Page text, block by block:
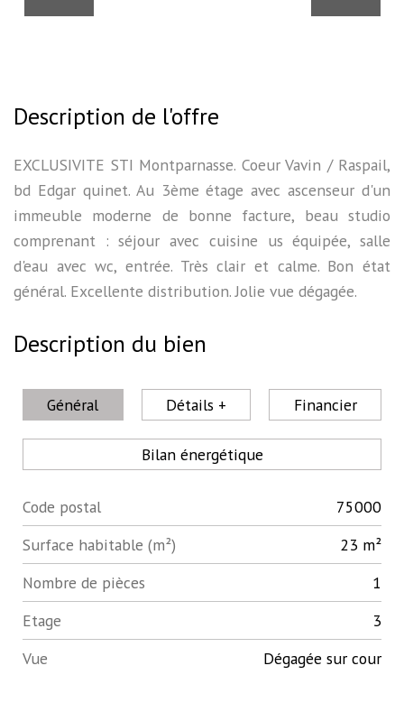
Description de l'offre
EXCLUSIVITE STI Montparnasse. Coeur Vavin / Raspail,
bd Edgar quinet. Au 3ème étage avec ascenseur d'un
immeuble moderne de bonne facture, beau studio
comprenant : séjour avec cuisine us équipée, salle
d'eau avec wc, entrée. Très clair et calme. Bon état
général. Excellente distribution. Jolie vue dégagée.
Description du bien
Général Détails + Financier
Bilan énergétique
Label
Code postal
75000
Surface habitable (m²)
23 m²
Nombre de pièces
1
Etage
3
Vue
Dégagée sur cour